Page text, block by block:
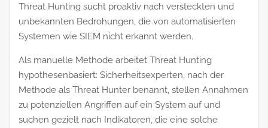
Threat Hunting sucht proaktiv nach versteckten und
unbekannten Bedrohungen, die von automatisierten
Systemen wie SIEM nicht erkannt werden.
Als manuelle Methode arbeitet Threat Hunting
hypothesenbasiert: Sicherheitsexperten, nach der
Methode als Threat Hunter benannt, stellen Annahmen
zu potenziellen Angriffen auf ein System auf und
suchen gezielt nach Indikatoren, die eine solche